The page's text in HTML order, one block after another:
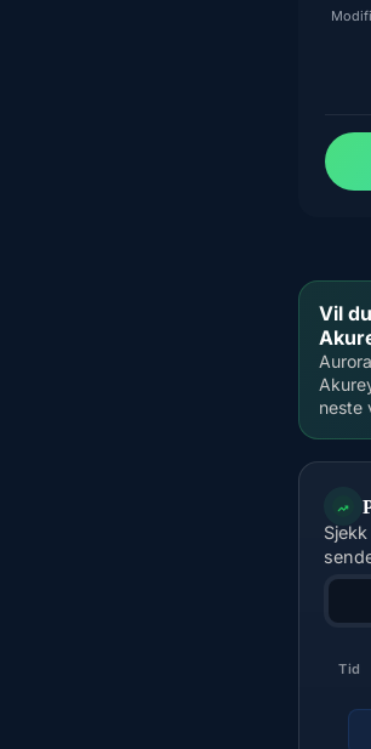
Vil
neste
Tid